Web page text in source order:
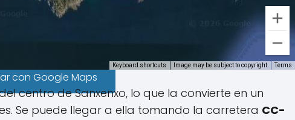
Keyboard shortcuts Image may be subject to copyright Terms
con Google Maps
centro de Sanxenxo, lo que la convierte en un
Se puede llegar a ella tomando la carretera CC-